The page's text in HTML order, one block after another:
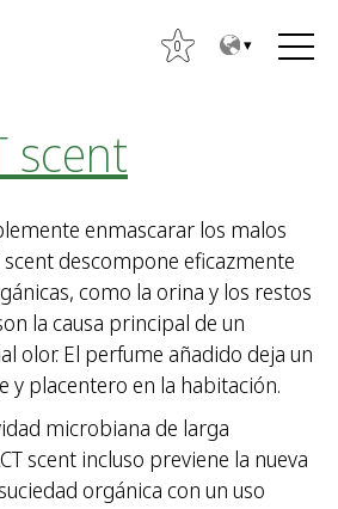
0
scent
enmascarar los malos
scent descompone eficazmente
como la orina y los restos
la causa principal de un
olor. El perfume añadido deja un
y placentero en la habitación.
microbiana de larga
scent incluso previene la nueva
orgánica con un uso